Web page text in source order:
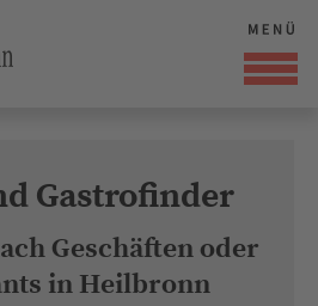
Gastrofinder
Geschäften oder
in Heilbronn